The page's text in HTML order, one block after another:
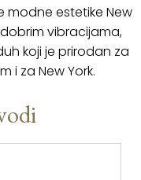
modne estetike New
vibracijama,
koji je prirodan za
i za New York.